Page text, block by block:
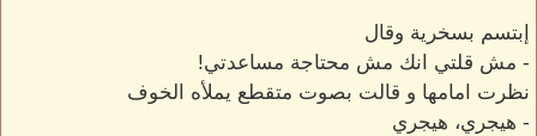
إبتسم بسخرية وقال
- مش قلتي انك مش محتاجة مساعدتي!
نظرت امامها و قالت بصوت متقطع يملأه الخوف
- هيجري، هيجري